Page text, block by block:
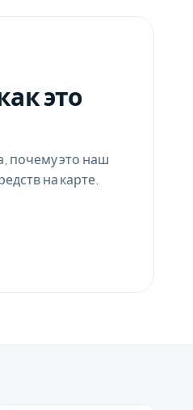
это
почему это наш
на карте.